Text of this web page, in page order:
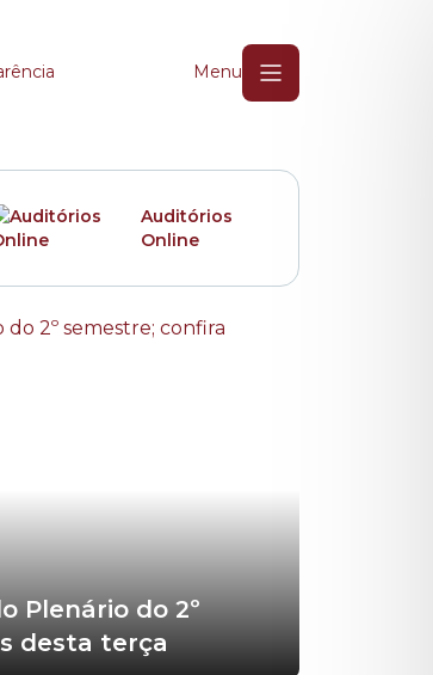
Menu
Auditórios
Online
Plenário do 2º
desta terça